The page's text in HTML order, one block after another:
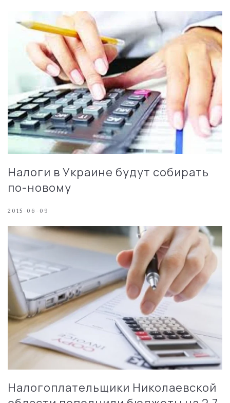
Налоги в Украине будут собирать
по-новому
2015-06-09
Налогоплательщики Николаевской